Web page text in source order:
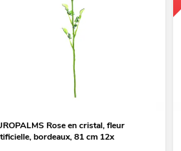
Rose en cristal, fleur
bordeaux, 81 cm 12x